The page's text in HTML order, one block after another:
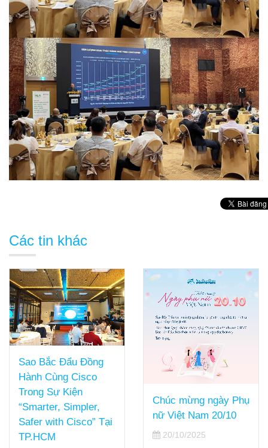
Các tin khác
Sao Bắc Đẩu Đồng
Hành Cùng Cisco
Trong Sự Kiện
“Smarter, Simpler,
Safer with Cisco” Tại
TP.HCM
Chúc mừng ngày Phụ
nữ Việt Nam 20/10
20/10/2025